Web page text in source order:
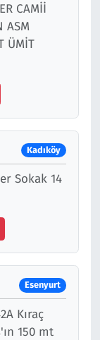
CAMİİ
ASM
ÜMİT
Kadıköy
Sokak 14
Esenyurt
Kıraç
150 mt